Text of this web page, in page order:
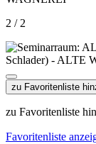
2 / 2
zu Favoritenliste
zu Favoritenliste
Favoritenliste